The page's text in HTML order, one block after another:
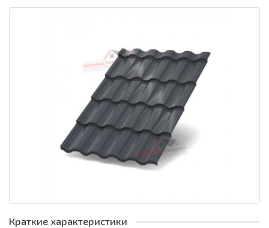
Краткие характеристики